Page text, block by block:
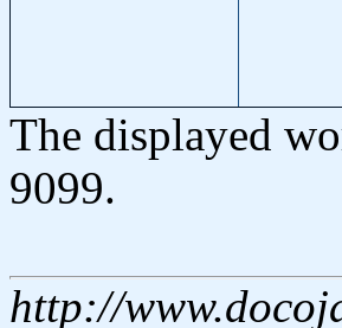
The displayed
9099.
http://